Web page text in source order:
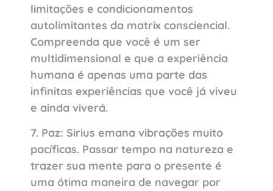
limitações e condicionamentos
autolimitantes da matrix consciencial.
Compreenda que você é um ser
multidimensional e que a experiência
humana é apenas uma parte das
infinitas experiências que você já viveu
e ainda viverá.
7. Paz: Sirius emana vibrações muito
pacíficas. Passar tempo na natureza e
trazer sua mente para o presente é
uma ótima maneira de navegar por